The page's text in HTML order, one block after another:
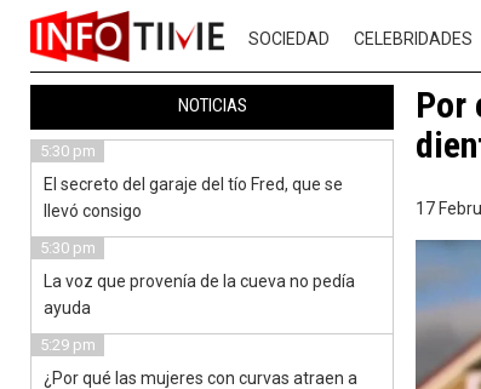
SOCIEDAD CELEBRIDADES
Por
17
NOTICIAS
5:30 pm
El secreto del garaje del tío Fred, que se
llevó consigo
5:30 pm
La voz que provenía de la cueva no pedía
ayuda
5:29 pm
¿Por qué las mujeres con curvas atraen a